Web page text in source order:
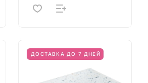
ДОСТАВКА ДО 7 ДНЕЙ